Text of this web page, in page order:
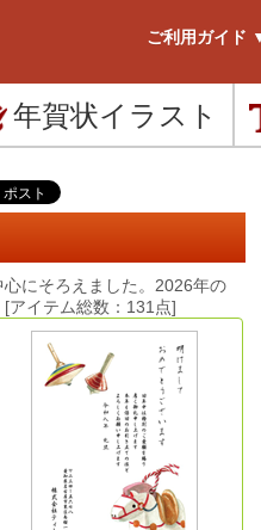
ご利用ガイド
年賀状イラスト
にそろえました。2026年の
アイテム総数：131点]